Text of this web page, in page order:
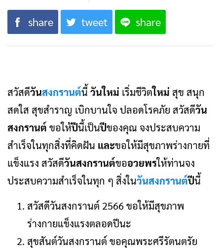
share tweet share
สวัสดีวันสงกรานต์นี้ วันใหม่ เริ่มชีวิตใหม่ สุข สนุก
สดใส สุขสำราญ เบิกบานใจ ปลอดโรคภัย สวัสดีวัน
สงกรานต์ ขอให้ปีนี้เป็นปีของคุณ จงประสบความ
สำเร็จในทุกสิ่งที่คิดฝัน และขอให้มีสุขภาพร่างกายที่
แข็งแรง สวัสดีวันสงกรานต์ขออวยพรให้ท่านจง
ประสบความสำเร็จในทุก ๆ สิ่งในวันสงกรานต์ปีนี้
สวัสดีวันสงกรานต์ 2566 ขอให้มีสุขภาพ
ร่างกายแข็งแรงตลอดปีนะ
สุขสันต์วันสงกรานต์ ขอคุณพระศรีรัตนตรัย